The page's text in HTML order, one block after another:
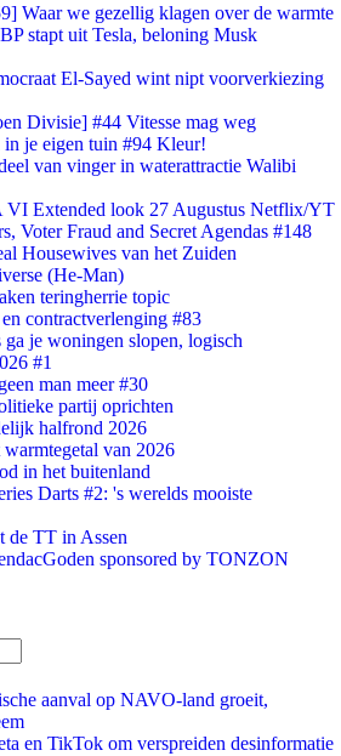
Waar we gezellig klagen over de warmte
stapt uit Tesla, beloning Musk
El-Sayed wint nipt voorverkiezing
Divisie] #44 Vitesse mag weg
in je eigen tuin #94 Kleur!
van vinger in waterattractie Walibi
Extended look 27 Augustus Netflix/YT
Voter Fraud and Secret Agendas #148
Housewives van het Zuiden
(He-Man)
teringherrie topic
contractverlenging #83
je woningen slopen, logisch
#1
man meer #30
partij oprichten
halfrond 2026
van 2026
in het buitenland
Darts #2: 's werelds mooiste
de TT in Assen
sponsored by TONZON
aanval op NAVO-land groeit,
en TikTok om verspreiden desinformatie